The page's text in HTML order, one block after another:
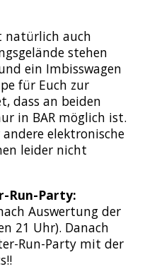
natürlich auch
stehen
ein Imbisswagen
für Euch zur
dass an beiden
in BAR möglich ist.
elektronische
leider nicht
Run-Party:
Auswertung der
21 Uhr). Danach
Run-Party mit der